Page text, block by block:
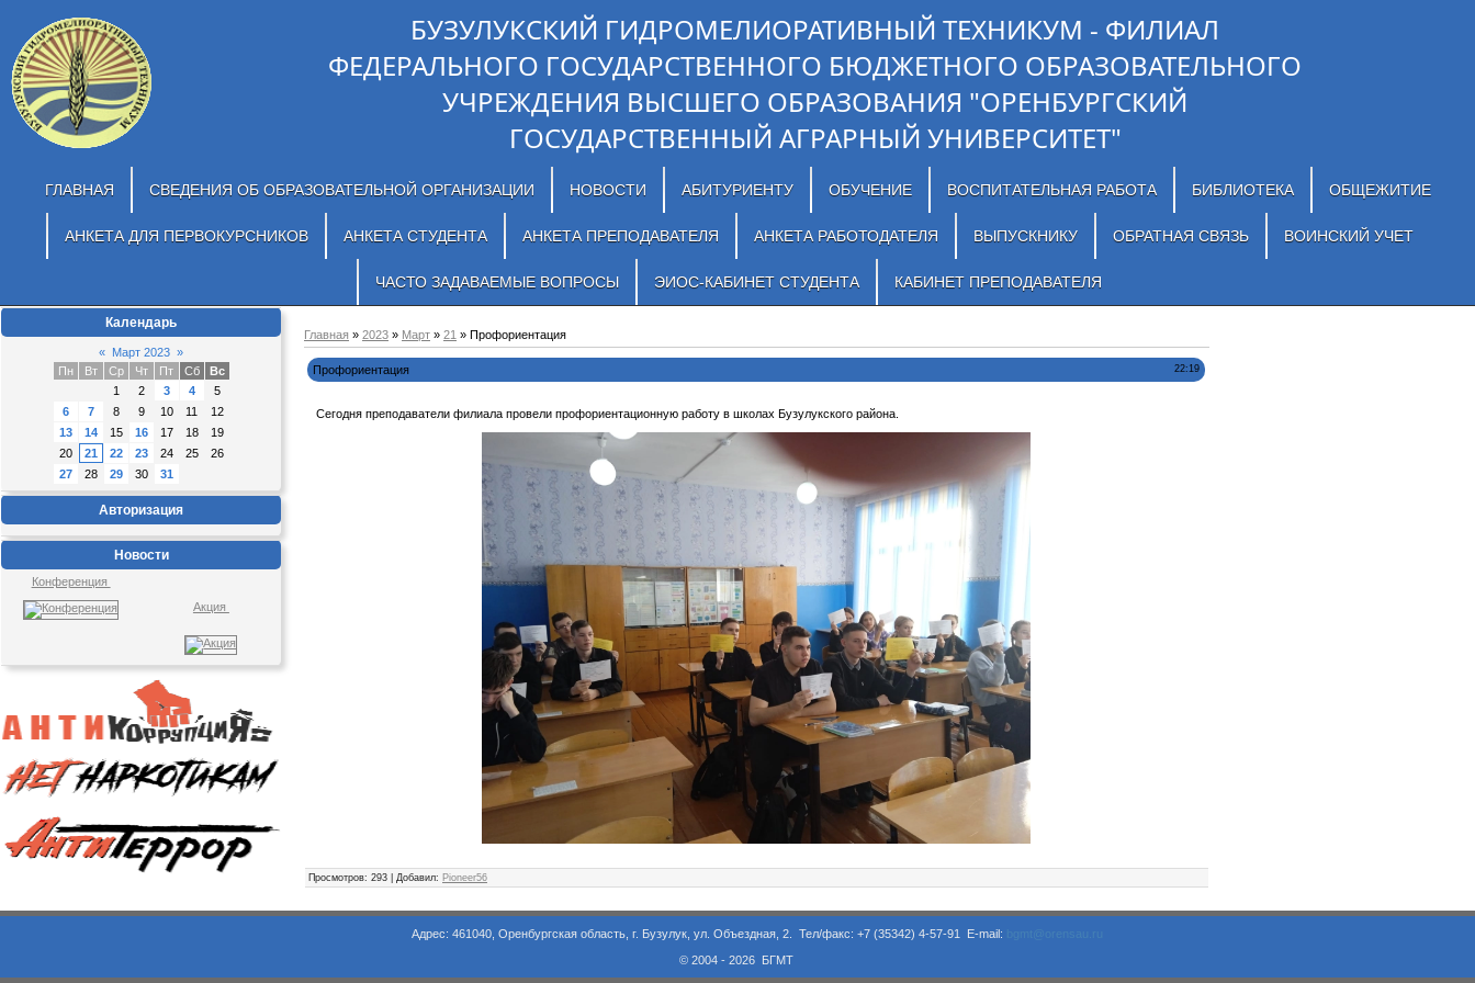
БУЗУЛУКСКИЙ ГИДРОМЕЛИОРАТИВНЫЙ ТЕХНИКУМ - ФИЛИАЛ
ФЕДЕРАЛЬНОГО ГОСУДАРСТВЕННОГО БЮДЖЕТНОГО ОБРАЗОВАТЕЛЬНОГО
УЧРЕЖДЕНИЯ ВЫСШЕГО ОБРАЗОВАНИЯ "ОРЕНБУРГСКИЙ
ГОСУДАРСТВЕННЫЙ АГРАРНЫЙ УНИВЕРСИТЕТ"
ГЛАВНАЯ СВЕДЕНИЯ ОБ ОБРАЗОВАТЕЛЬНОЙ ОРГАНИЗАЦИИ НОВОСТИ АБИТУРИЕНТУ ОБУЧЕНИЕ ВОСПИТАТЕЛЬНАЯ РАБОТА БИБЛИОТЕКА ОБЩЕЖИТИЕ
АНКЕТА ДЛЯ ПЕРВОКУРСНИКОВ АНКЕТА СТУДЕНТА АНКЕТА ПРЕПОДАВАТЕЛЯ АНКЕТА РАБОТОДАТЕЛЯ ВЫПУСКНИКУ ОБРАТНАЯ СВЯЗЬ ВОИНСКИЙ УЧЕТ
ЧАСТО ЗАДАВАЕМЫЕ ВОПРОСЫ ЭИОС-КАБИНЕТ СТУДЕНТА КАБИНЕТ ПРЕПОДАВАТЕЛЯ
Календарь
« Март 2023 »
Пн
Вт Ср Чт Пт Сб
Вс
1
2 3 4
5
6
7 8 9 10 11
12
13
14 15 16 17 18
19
20
21 22 23 24 25
26
27
28 29 30 31
Авторизация
Новости
Конференция
Акция
Главная » 2023 » Март » 21 » Профориентация
22:19
Профориентация
Сегодня преподаватели филиала провели профориентационную работу в школах Бузулукского района.
Просмотров: 293 | Добавил: Pioneer56
Адрес: 461040, Оренбургская область, г. Бузулук, ул. Объездная, 2. Тел/факс: +7 (35342) 4-57-91 E-mail:
© 2004 - 2026 БГМТ